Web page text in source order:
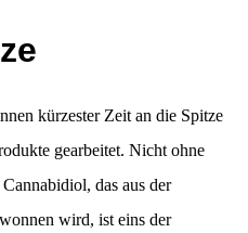
kürzester Zeit an die Spitze
gearbeitet. Nicht ohne
das aus der
wird, ist eins der